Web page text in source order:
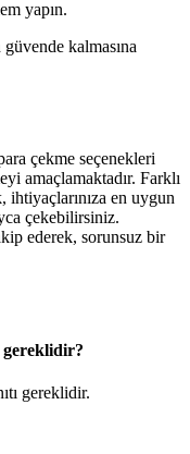
yapın.
güvende kalmasına
çekme seçenekleri
amaçlamaktadır. Farklı
ihtiyaçlarınıza en uygun
çekebilirsiniz.
ederek, sorunsuz bir
gereklidir?
gereklidir.